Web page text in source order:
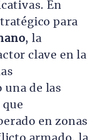
En
para
, la
clave en la
una de las
que
en zonas